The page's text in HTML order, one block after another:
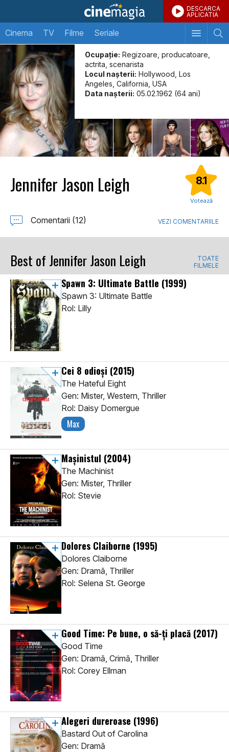
DESCARCA
APLICATIA
Cinema TV Filme Seriale
Ocupație: Regizoare, producatoare,
actrita, scenarista
Locul naşterii: Hollywood, Los
Angeles, California, USA
Data naşterii: 05.02.1962 (64 ani)
Jennifer Jason Leigh 8.1
Votează
Comentarii (12) VEZI COMENTARIILE
Best of Jennifer Jason Leigh
TOATE
FILMELE
Spawn 3: Ultimate Battle (1999)
Spawn 3: Ultimate Battle
Rol: Lilly
Cei 8 odioși (2015)
The Hateful Eight
Gen: Mister, Western, Thriller
Rol: Daisy Domergue
Max
Mașinistul (2004)
The Machinist
Gen: Mister, Thriller
Rol: Stevie
Dolores Claiborne (1995)
Dolores Claiborne
Gen: Dramă, Thriller
Rol: Selena St. George
Good Time: Pe bune, o să-ţi placă (2017)
Good Time
Gen: Dramă, Crimă, Thriller
Rol: Corey Ellman
Alegeri dureroase (1996)
Bastard Out of Carolina
Gen: Dramă